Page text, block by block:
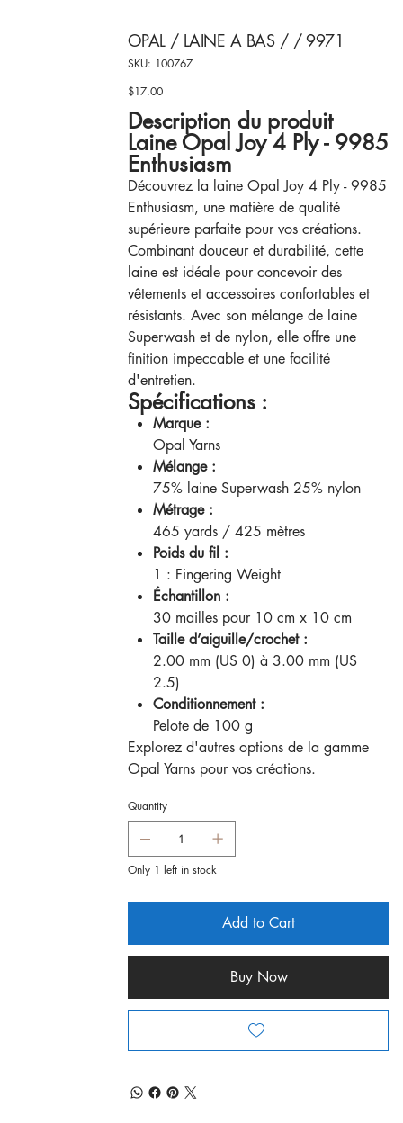
OPAL / LAINE A BAS / / 9971
SKU:
SKU
100767
100767
Price
$17.00
Description du produit
Laine Opal Joy 4 Ply - 9985
Enthusiasm
Découvrez la laine Opal Joy 4 Ply - 9985
Enthusiasm, une matière de qualité
supérieure parfaite pour vos créations.
Combinant douceur et durabilité, cette
laine est idéale pour concevoir des
vêtements et accessoires confortables et
résistants. Avec son mélange de laine
Superwash et de nylon, elle offre une
finition impeccable et une facilité
d'entretien.
Spécifications :
Marque :
Opal Yarns
Mélange :
75% laine Superwash 25% nylon
Métrage :
465 yards / 425 mètres
Poids du fil :
1 : Fingering Weight
Échantillon :
30 mailles pour 10 cm x 10 cm
Taille d’aiguille/crochet :
2.00 mm (US 0) à 3.00 mm (US
2.5)
Conditionnement :
Pelote de 100 g
Explorez d'autres options de la gamme
Opal Yarns pour vos créations.
Quantity
Only 1 left in stock
Add to Cart
Buy Now